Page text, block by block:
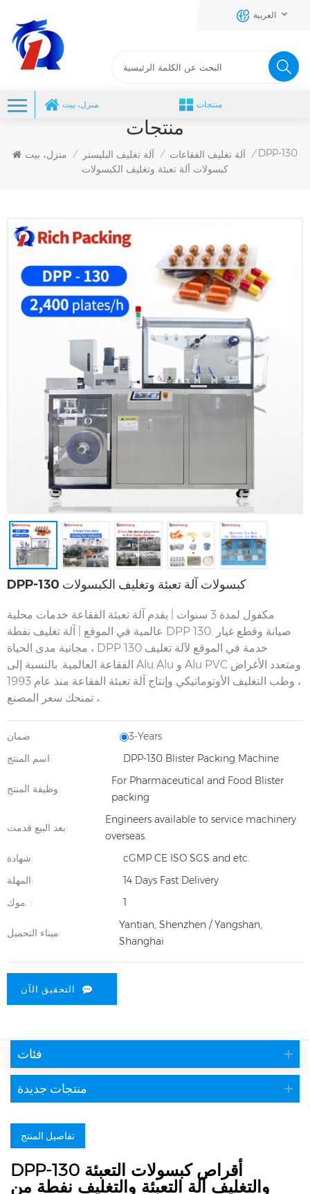
العربية
منزل، بيت منتجات
منتجات
منزل، بيت / آلة تغليف البليستر / آلة تغليف الفقاعات / DPP-130
كبسولات آلة تعبئة وتغليف الكبسولات
DPP-130 كبسولات آلة تعبئة وتغليف الكبسولات
مكفول لمدة 3 سنوات | يقدم آلة تعبئة الفقاعة خدمات محلية
عالمية في الموقع | آلة تغليف نفطة DPP 130.
مجانية مدى الحياة ، DPP 130
الفقاعة العالمية. بالنسبة إلى Alu Alu و Alu PVC ومتعدد الأغراض
، وطب التغليف الأوتوماتيكي وإنتاج آلة تعبئة الفقاعة منذ عام 1993
ضمان
3-Years
اسم المنتج:
DPP-130 Blister Packing Machine
وظيفة المنتج:
For Pharmaceutical and Food Blister
packing
بعد البيع قدمت:
Engineers available to service machinery
overseas.
شهادة:
cGMP CE ISO SGS and etc.
المهلة:
14 Days Fast Delivery
موك. :
1
ميناء التحميل:
Yantian, Shenzhen / Yangshan,
Shanghai
التحقيق الآن
فئات
منتجات جديدة
تفاصيل المنتج
DPP-130 أقراص كبسولات التعبئة
والتغليف آلة التعبئة والتغليف نفطة من